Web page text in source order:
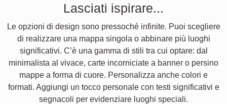
Lasciati ispirare...
Le opzioni di design sono pressoché infinite. Puoi scegliere
di realizzare una mappa singola o abbinare più luoghi
significativi. C’è una gamma di stili tra cui optare: dal
minimalista al vivace, carte incorniciate a banner o persino
mappe a forma di cuore. Personalizza anche colori e
formati. Aggiungi un tocco personale con testi significativi e
segnacoli per evidenziare luoghi speciali.